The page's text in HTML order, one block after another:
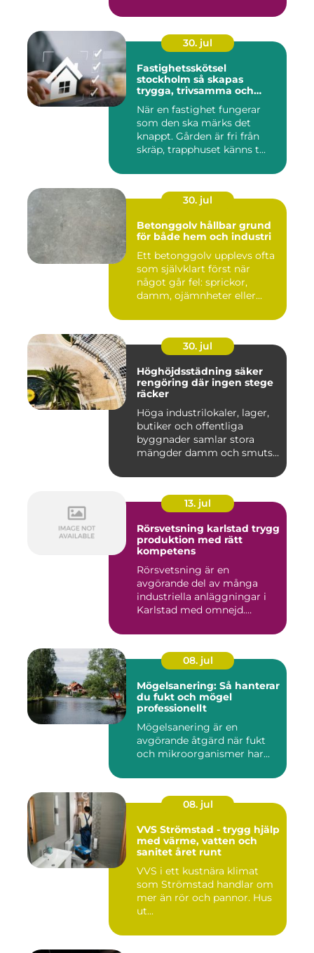
30. jul
Fastighetsskötsel
stockholm så skapas
trygga, trivsamma och
När en fastighet fungerar
som den ska märks det
knappt. Gården är fri från
skräp, trapphuset känns t...
30. jul
Betonggolv hållbar grund
för både hem och industri
Ett betonggolv upplevs ofta
som självklart först när
något går fel: sprickor,
damm, ojämnheter eller...
30. jul
Höghöjdsstädning säker
rengöring där ingen stege
räcker
Höga industrilokaler, lager,
butiker och offentliga
byggnader samlar stora
mängder damm och smuts
13. jul
Rörsvetsning karlstad trygg
produktion med rätt
kompetens
Rörsvetsning är en
avgörande del av många
industriella anläggningar i
Karlstad med omnejd.
08. jul
Mögelsanering: Så hanterar
du fukt och mögel
professionellt
Mögelsanering är en
avgörande åtgärd när fukt
och mikroorganismer har...
08. jul
VVS Strömstad - trygg hjälp
med värme, vatten och
sanitet året runt
VVS i ett kustnära klimat
som Strömstad handlar om
mer än rör och pannor. Hus
ut...